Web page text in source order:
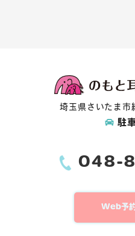
埼玉県さいたま
駐
048-
Web予